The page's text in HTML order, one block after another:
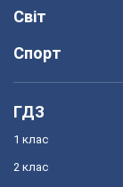
Світ
Спорт
ГДЗ
1 клас
2 клас